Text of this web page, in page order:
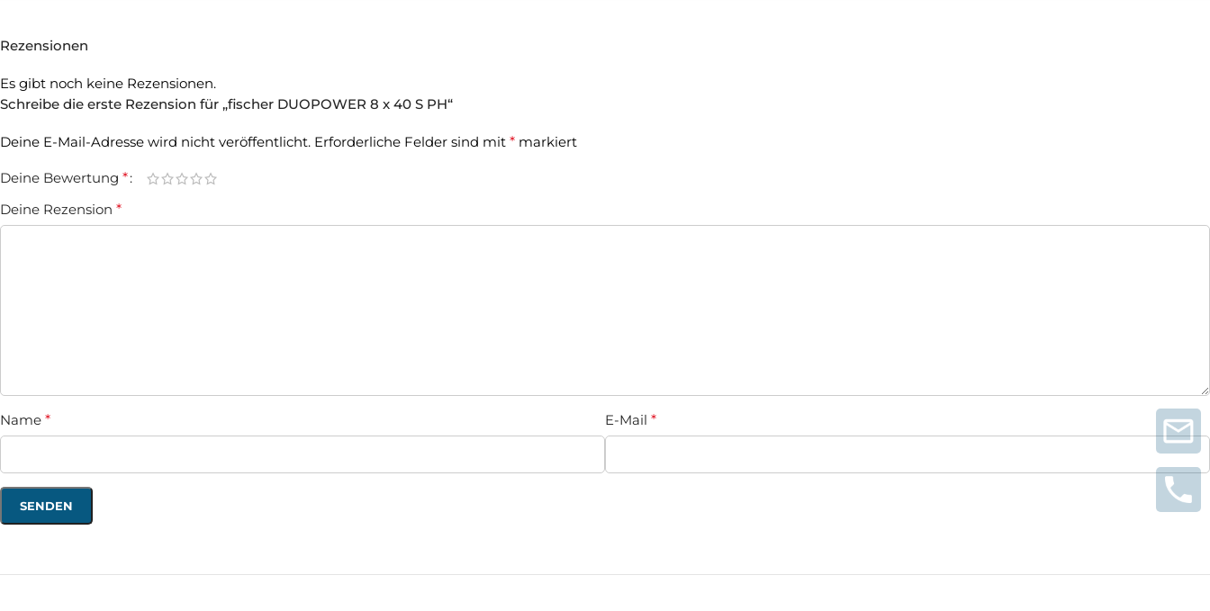
Rezensionen
Es gibt noch keine Rezensionen.
Schreibe die erste Rezension für „fischer DUOPOWER 8 x 40 S PH“
Deine E-Mail-Adresse wird nicht veröffentlicht. Erforderliche Felder sind mit * markiert
Deine Bewertung *
Deine Rezension *
Name * E-Mail *